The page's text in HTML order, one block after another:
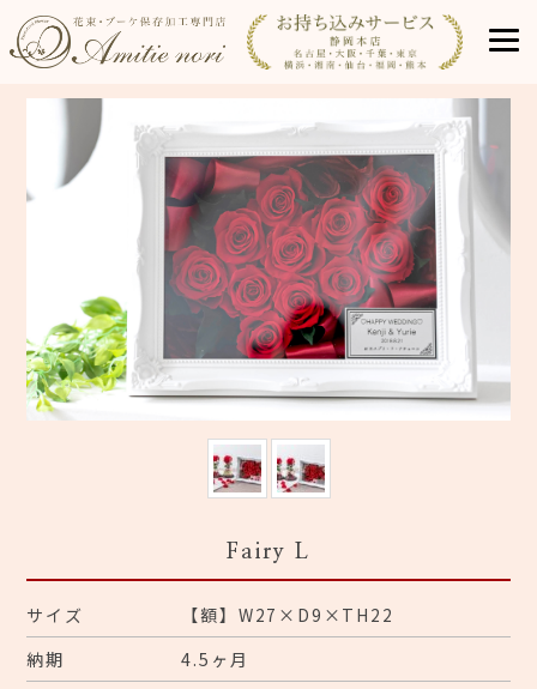
Fairy L
サイズ
【額】W27×D9×TH22
納期
4.5ヶ月